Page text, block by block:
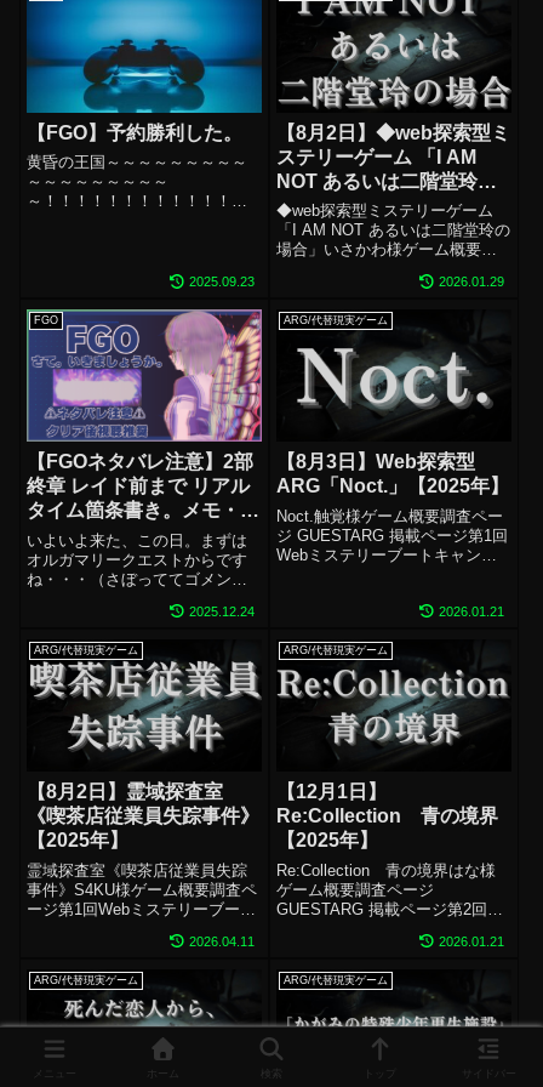
【FGO】予約勝利した。
黄昏の王国～～～～～～～～～
～～～～～～～～～
～！！！！！！！！！！！！！
！！！！！！オベロンが～～～
～！！！！！！！！！！！！！
！！！！！！！！来るぜ～～
～...
2025.09.23
【8月2日】◆web探索型ミ
ステリーゲーム 「I AM
NOT あるいは二階堂玲の
場合」【2025年】
◆web探索型ミステリーゲーム
「I AM NOT あるいは二階堂玲の
場合」いさかわ様ゲーム概要調
ジ第1回Webミステリーブートキ
ャンプ リリース作品一覧web探
索型ミステリーゲーム「I AM
NOT ...
2026.01.29
FGO
【FGOネタバレ注意】2部
終章 レイド前まで リアル
タイム箇条書き。メモ・考
察・頭の整理などなどに使
用した履歴。
いよいよ来た、この日。まずは
オルガマリークエストからです
ね・・・（さぼっててゴメン
謎。でも確かにそう。「何故、
に応じたのか？」→たしかに。
ほんとそうだ。考えられること
はやっぱ謎とき？カル...
2025.12.24
ARG/代替現実ゲーム
【8月3日】Web探索型
ARG「Noct.」【2025年】
Noct.触覚様ゲーム概要調査ペー
ジ GUESTARG 掲載ページ第1回
Webミステリーブートキャンプ
プスケア：調査中ホラー演出：
いて：未プレイ同作者...
2026.01.21
ARG/代替現実ゲーム
【8月2日】霊域探査室
《喫茶店従業員失踪事件》
【2025年】
霊域探査室《喫茶店従業員失踪
事件》S4KU様ゲーム概要調査ペ
ージ第1回Webミステリーブート
媒体：PC推奨ページ数：40ペー
演出：なし配信：OK神瀬プレイ
について：クリア済プレイ時
間...
2026.04.11
ARG/代替現実ゲーム
【12月1日】
Re:Collection 青の境界
【2025年】
Re:Collection 青の境界はな様
ゲーム概要調査ページ
GUESTARG 掲載ページ第2回
リリース作品一覧推奨媒体：PC
ジジャンプスケア：調査中ホラ
ー演出：調査中配...
2026.01.21
ARG/代替現実ゲーム ARG/代替現実ゲーム
メニュー ホーム 検索 サイドバー